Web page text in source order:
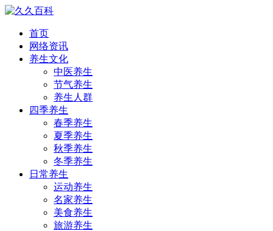
首页
网络资讯
养生文化
中医养生
节气养生
养生人群
四季养生
春季养生
夏季养生
秋季养生
冬季养生
日常养生
运动养生
名家养生
美食养生
旅游养生